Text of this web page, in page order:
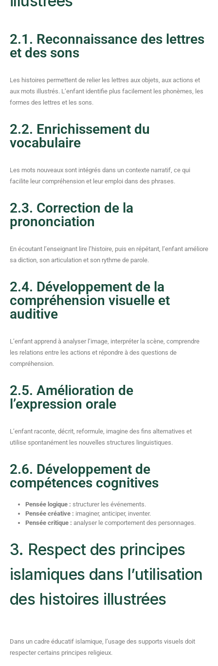
2.1. Reconnaissance des lettres
et des sons
Les histoires permettent de relier les lettres aux objets, aux actions et
aux mots illustrés. L’enfant identifie plus facilement les phonèmes, les
formes des lettres et les sons.
2.2. Enrichissement du
vocabulaire
Les mots nouveaux sont intégrés dans un contexte narratif, ce qui
facilite leur compréhension et leur emploi dans des phrases.
2.3. Correction de la
prononciation
En écoutant l’enseignant lire l’histoire, puis en répétant, l’enfant améliore
sa diction, son articulation et son rythme de parole.
2.4. Développement de la
compréhension visuelle et
auditive
L’enfant apprend à analyser l’image, interpréter la scène, comprendre
les relations entre les actions et répondre à des questions de
compréhension.
2.5. Amélioration de
l’expression orale
L’enfant raconte, décrit, reformule, imagine des fins alternatives et
utilise spontanément les nouvelles structures linguistiques.
2.6. Développement de
compétences cognitives
Pensée logique : structurer les événements.
Pensée créative : imaginer, anticiper, inventer.
Pensée critique : analyser le comportement des personnages.
3. Respect des principes
islamiques dans l’utilisation
des histoires illustrées
Dans un cadre éducatif islamique, l’usage des supports visuels doit
respecter certains principes religieux.